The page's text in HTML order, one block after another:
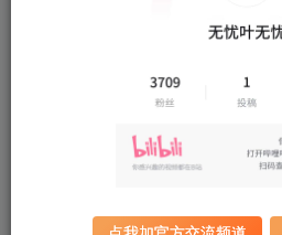
有问
迅雷下载
全
百度下载